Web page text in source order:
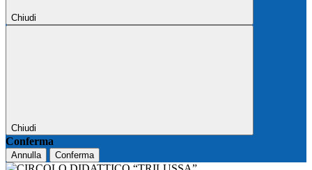
Chiudi
Chiudi
Conferma
Annulla Conferma